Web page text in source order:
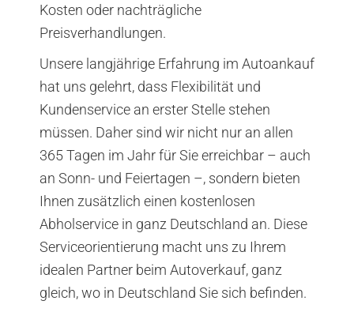
Kosten oder nachträgliche
Preisverhandlungen.
Unsere langjährige Erfahrung im Autoankauf
hat uns gelehrt, dass Flexibilität und
Kundenservice an erster Stelle stehen
müssen. Daher sind wir nicht nur an allen
365 Tagen im Jahr für Sie erreichbar – auch
an Sonn- und Feiertagen –, sondern bieten
Ihnen zusätzlich einen kostenlosen
Abholservice in ganz Deutschland an. Diese
Serviceorientierung macht uns zu Ihrem
idealen Partner beim Autoverkauf, ganz
gleich, wo in Deutschland Sie sich befinden.